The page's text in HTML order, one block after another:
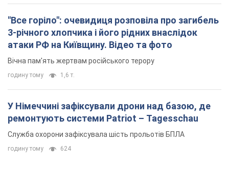
"Все горіло": очевидиця розповіла про загибель
3-річного хлопчика і його рідних внаслідок
атаки РФ на Київщину. Відео та фото
Вічна пам'ять жертвам російського терору
годину тому 1,6 т.
У Німеччині зафіксували дрони над базою, де
ремонтують системи Patriot – Tagesschau
Служба охорони зафіксувала шість прольотів БПЛА
годину тому 624